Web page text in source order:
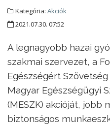
Kategória: Akciók
2021.07.30. 07:52
A legnagyobb hazai
szakmai szervezet, a
Egészségért Szövetség
Magyar Egészségügyi
(MESZK) akcióját, jobb
biztonságos